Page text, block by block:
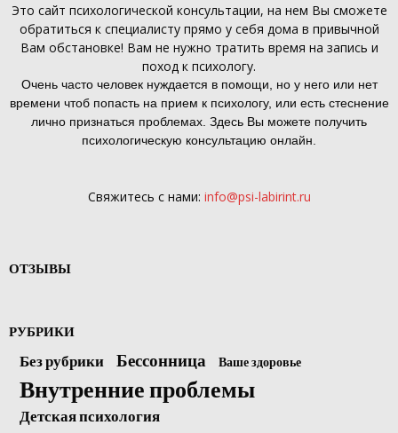
Это сайт психологической консультации, на нем Вы сможете
обратиться к специалисту прямо у себя дома в привычной
Вам обстановке! Вам не нужно тратить время на запись и
поход к психологу.
Очень часто человек нуждается в помощи, но у него или нет
времени чтоб попасть на прием к психологу, или есть стеснение
лично признаться проблемах. Здесь Вы можете получить
психологическую консультацию онлайн.
Свяжитесь с нами: info@psi-labirint.ru
ОТЗЫВЫ
РУБРИКИ
Без рубрики Бессонница Ваше здоровье
Внутренние проблемы
Детская психология